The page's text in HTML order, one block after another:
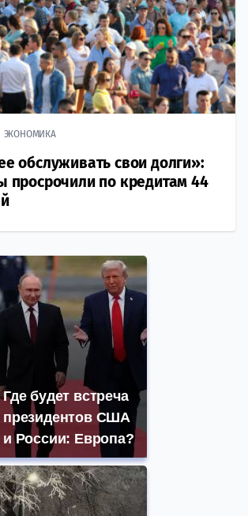
ЭКОНОМИКА
обслуживать свои долги»:
просрочили по кредитам 44
Где будет встреча
президентов США
и России: Европа?